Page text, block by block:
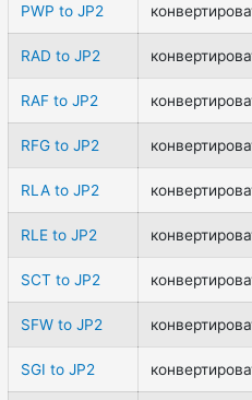
PWP to JP2
RAD to JP2
RAF to JP2
RFG to JP2
RLA to JP2
RLE to JP2
SCT to JP2
SFW to JP2
SGI to JP2